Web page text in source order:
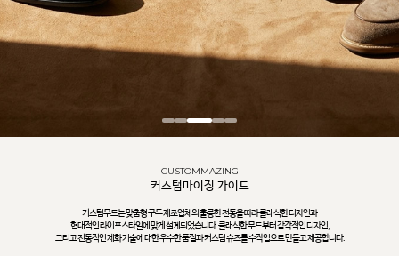
CUSTOMMAZING
커스텀마이징 가이드
커스텀무드는 맞춤형 구두 제조업체의 훌륭한 전통을 따라 클래식한 디자인과
현대적인 라이프스타일에 맞게 설계되었습니다. 클래식한 무드부터 감각적인 디자인,
그리고 전통적인 제화 기술에 대한 우수한 품질과 커스텀 슈즈를 수작업으로 만들고 제공합니다.